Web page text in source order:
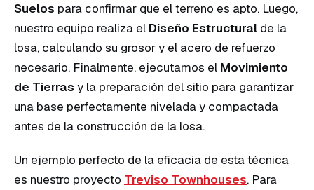
Suelos para confirmar que el terreno es apto. Luego,
nuestro equipo realiza el Diseño Estructural de la
losa, calculando su grosor y el acero de refuerzo
necesario. Finalmente, ejecutamos el Movimiento
de Tierras y la preparación del sitio para garantizar
una base perfectamente nivelada y compactada
antes de la construcción de la losa.
Un ejemplo perfecto de la eficacia de esta técnica
es nuestro proyecto Treviso Townhouses. Para